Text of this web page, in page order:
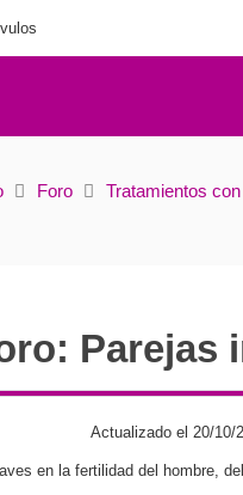
Parejas
Foro Tratamientos
Parejas
Actualizado el 20/10/
en la fertilidad del hombre,